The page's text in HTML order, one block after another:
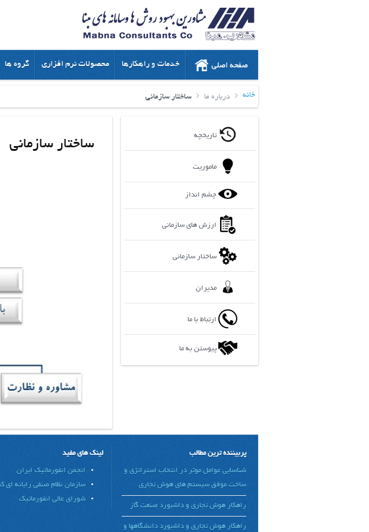
خدمات و راهکارها محصولات نرم افزاری گروه ها
خانه درباره ما ساختار سازمانی
ساختار سازمانی
تاریخچه
ماموریت
چشم انداز
ارزش های سازمانی
ساختار سازمانی
مدیران
ارتباط با ما
پیوستن به ما
پربیننده ترین مطالب
شناسایی عوامل موثر در انتخاب استراتژی و
ساخت موفق سیستم های هوش تجاری
راهکار هوش تجاری و داشبورد صنعت گاز
راهکار هوش تجاری و داشبورد دانشگاهها و
لینک های مفید
انجمن انفورماتیک ایران
سازمان نظام صنفی رایانه ای
شورای عالی انفورماتیک